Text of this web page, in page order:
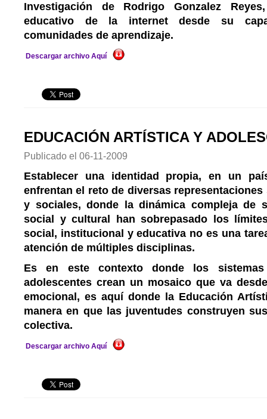
Investigación de Rodrigo Gonzalez
educativo de la internet desde su
comunidades de aprendizaje.
Descargar archivo Aquí
EDUCACIÓN ARTÍSTICA Y
Publicado el 06-11-2009
Establecer una identidad propia, en un
enfrentan el reto de diversas
y sociales, donde la dinámica compleja de
social y cultural han sobrepasado los
social, institucional y educativa no es una
atención de múltiples disciplinas.
Es en este contexto donde los
adolescentes crean un mosaico que va
emocional, es aquí donde la Educación
manera en que las juventudes construyen
colectiva.
Descargar archivo Aquí